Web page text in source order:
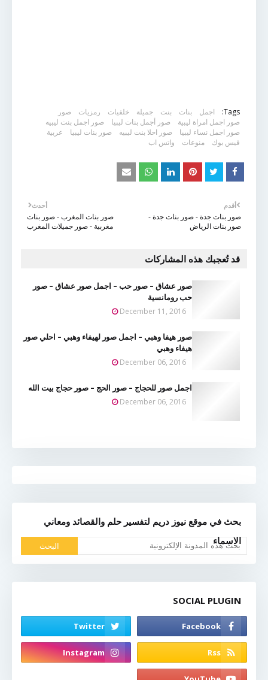
Tags: اجمل بنات بنت جميلة خلفيات رمزيات
صور
صور اجمل امراة ليبية
صور أجمل بنات ليبيا
صور اجمل بنت ليبيه
صور اجمل نساء ليبيا
صور احلا بنت ليبيه صور بنات ليبيا
عربية
فيس بوك
منوعات واتس اب
أحدث
صور بنات المغرب - صور بنات
مغربية - صور جميلات المغرب
أقدم
صور بنات جدة - صور بنات جدة -
صور بنات الرياض
قد تُعجبك هذه المشاركات
صور عشاق – صور حب – اجمل صور عشاق – صور
حب رومانسية
December 11, 2016
صور هيفا وهبي – اجمل صور لهيفاء وهبي – احلي صور
هيفاء وهبي
December 06, 2016
اجمل صور للحجاج – صور الحج – صور حجاج بيت الله
December 06, 2016
بحث في موقع نيوز دريم لتفسير حلم والقصائد ومعاني
الاسماء
SOCIAL PLUGIN